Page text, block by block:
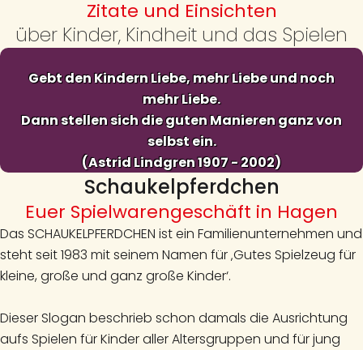
Zitate und Einsichten
über Kinder, Kindheit und das Spielen
Gebt den Kindern Liebe, mehr Liebe und noch
mehr Liebe.
Dann stellen sich die guten Manieren ganz von
selbst ein.
(Astrid Lindgren 1907 - 2002)
Schaukelpferdchen
Euer Spielwarengeschäft in Hagen
Das SCHAUKELPFERDCHEN ist ein Familienunternehmen und
steht seit 1983 mit seinem Namen für ‚Gutes Spielzeug für
kleine, große und ganz große Kinder‘.
Dieser Slogan beschrieb schon damals die Ausrichtung
aufs Spielen für Kinder aller Altersgruppen und für jung